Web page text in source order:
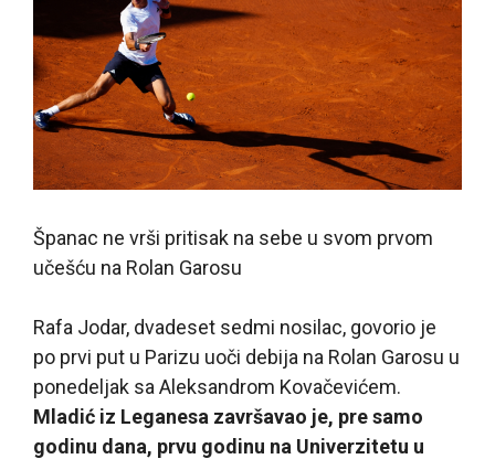
Španac ne vrši pritisak na sebe u svom prvom
učešću na Rolan Garosu
Rafa Jodar, dvadeset sedmi nosilac, govorio je
po prvi put u Parizu uoči debija na Rolan Garosu u
ponedeljak sa Aleksandrom Kovačevićem.
Mladić iz Leganesa završavao je, pre samo
godinu dana, prvu godinu na Univerzitetu u